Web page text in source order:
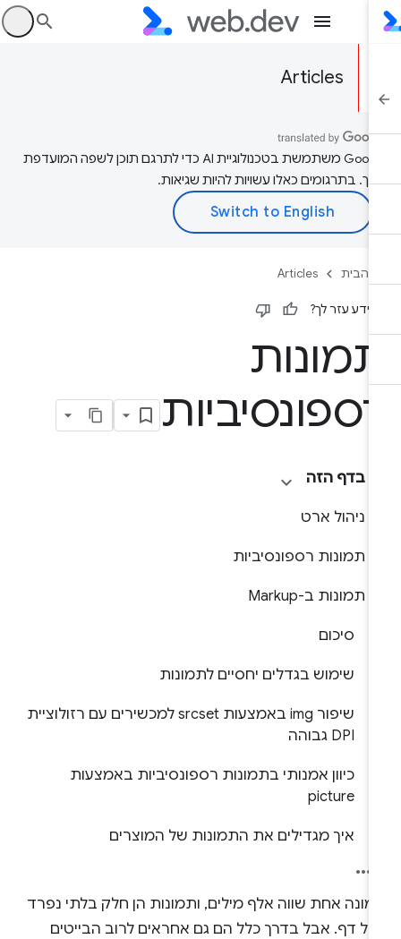
Articles
‫Google משתמשת בטכנולוגיית AI כדי לתרגם תוכן לשפה המועדפת
בתרגומים כאלו עשויות להיות שגיאות.
הבית Articles
עזר לך?
בדף הזה
ניהול ארט
תמונות רספונסיביות
תמונות ב-Markup
סיכום
שימוש בגדלים יחסיים לתמונות
שיפור img באמצעות srcset למכשירים עם רזולוציית
DPI גבוהה
כיוון אמנותי בתמונות רספונסיביות באמצעות
picture
איך מגדילים את התמונות של המוצרים
אחת שווה אלף מילים, ותמונות הן חלק בלתי נפרד
דף. אבל בדרך כלל הם גם אחראים לרוב הבייטים